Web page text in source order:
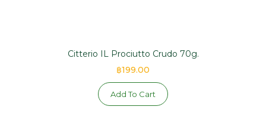
Citterio IL Prociutto Crudo 70g.
฿199.00
Add To Cart